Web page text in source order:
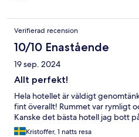
Verifierad recension
10/10 Enastående
19 sep. 2024
Allt perfekt!
Hela hotellet är väldigt
fint överallt! Rummet var rymligt
Kanske det bästa hotell jag bott
Kristoffer, 1 natts resa